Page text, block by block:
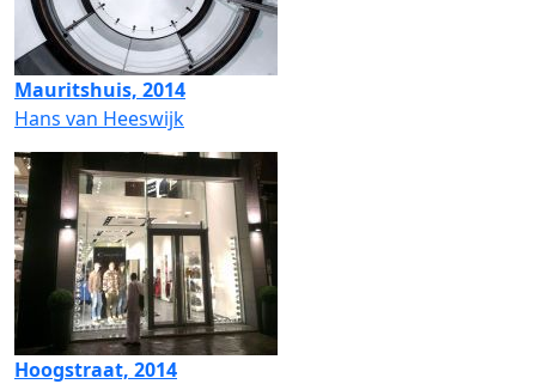
Mauritshuis, 2014
Hans van Heeswijk
Hoogstraat, 2014